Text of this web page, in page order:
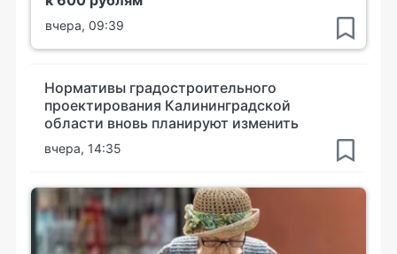
вчера, 09:39
Нормативы градостроительного
проектирования Калининградской
области вновь планируют изменить
вчера, 14:35